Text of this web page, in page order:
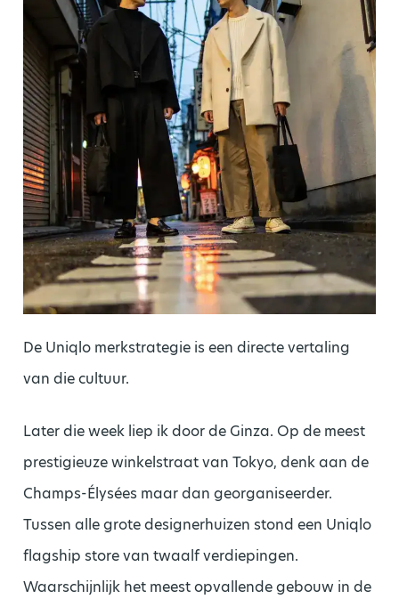
De Uniqlo merkstrategie is een directe vertaling
van die cultuur.
Later die week liep ik door de Ginza. Op de meest
prestigieuze winkelstraat van Tokyo, denk aan de
Champs-Élysées maar dan georganiseerder.
Tussen alle grote designerhuizen stond een Uniqlo
flagship store van twaalf verdiepingen.
Waarschijnlijk het meest opvallende gebouw in de